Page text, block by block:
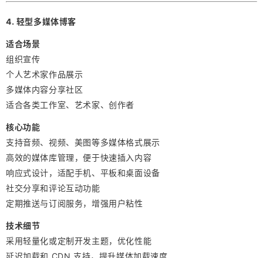
4. 轻型多媒体博客
适合场景
组织宣传
个人艺术家作品展示
多媒体内容分享社区
适合各类工作室、艺术家、创作者
核心功能
支持音频、视频、美图等多媒体格式展示
高效的媒体库管理，便于快速插入内容
响应式设计，适配手机、平板和桌面设备
社交分享和评论互动功能
定期推送与订阅服务，增强用户粘性
技术细节
采用轻量化或定制开发主题，优化性能
延迟加载和 CDN 支持，提升媒体加载速度